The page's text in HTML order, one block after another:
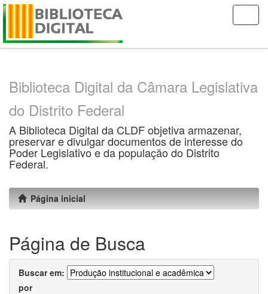
Skip
Biblioteca Digital da Câmara Legislativa
do Distrito Federal
A Biblioteca Digital da CLDF objetiva armazenar,
preservar e divulgar documentos de interesse do
Poder Legislativo e da população do Distrito
Federal.
Página inicial
Página de Busca
Buscar em:
por